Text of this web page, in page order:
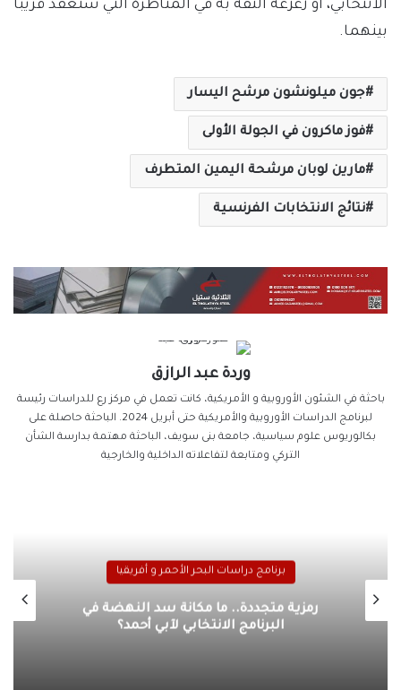
الانتخابي، أو زعزعة الثقة به في المناظرة التي ستعقد قريبا
بينهما.
جون ميلونشون مرشح اليسار
فوز ماكرون في الجولة الأولى
مارين لوبان مرشحة اليمين المتطرف
نتائج الانتخابات الفرنسية
وردة عبد الرازق
باحثة في الشئون الأوروبية و الأمريكية، كانت تعمل في مركز رع للدراسات رئيسة
لبرنامج الدراسات الأوروبية والأمريكية حتى أبريل 2024. الباحثة حاصلة على
بكالوريوس علوم سياسية، جامعة بنى سويف، الباحثة مهتمة بدارسة الشأن
التركي ومتابعة لتفاعلاته الداخلية والخارجية
البحر الأحمر و أفريقيا
ما مكانة سد النهضة في
لآبي أحمد؟
فاتورة الاقتراض..